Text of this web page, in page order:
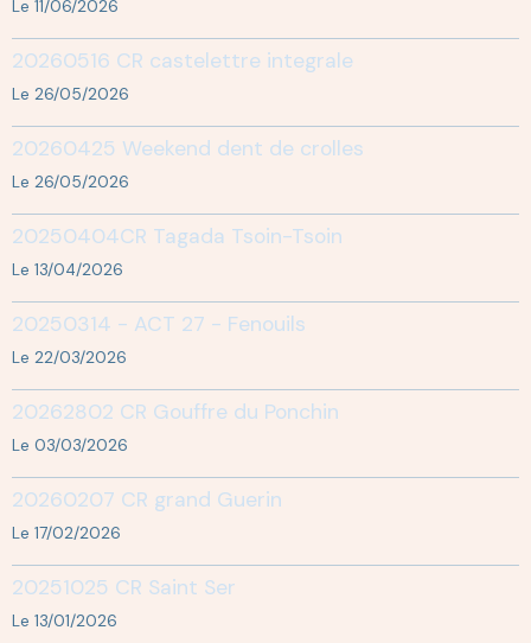
Le 11/06/2026
20260516 CR castelettre integrale
Le 26/05/2026
20260425 Weekend dent de crolles
Le 26/05/2026
20250404CR Tagada Tsoin-Tsoin
Le 13/04/2026
20250314 - ACT 27 - Fenouils
Le 22/03/2026
20262802 CR Gouffre du Ponchin
Le 03/03/2026
20260207 CR grand Guerin
Le 17/02/2026
20251025 CR Saint Ser
Le 13/01/2026